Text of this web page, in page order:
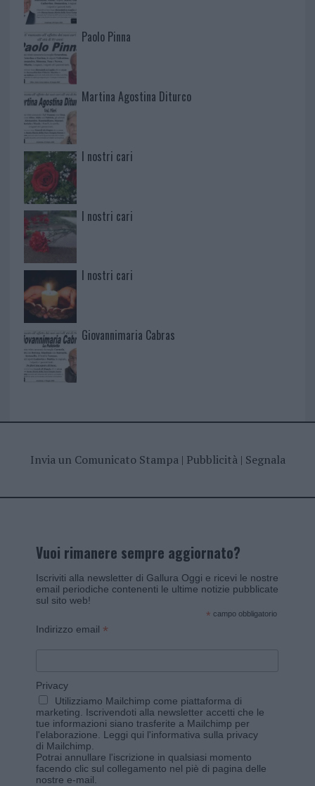
Paolo Pinna
Martina Agostina Diturco
I nostri cari
I nostri cari
I nostri cari
Giovannimaria Cabras
Invia un Comunicato Stampa| Pubblicità| Segnala
Vuoi rimanere sempre aggiornato?
Iscriviti alla newsletter di Gallura Oggi e ricevi le nostre
email periodiche contenenti le ultime notizie pubblicate
sul sito web!
* campo obbligatorio
Indirizzo email *
Privacy
Utilizziamo Mailchimp come piattaforma di
marketing. Iscrivendoti alla newsletter accetti che le
tue informazioni siano trasferite a Mailchimp per
l'elaborazione. Leggi qui l'informativa sulla privacy
di Mailchimp
Potrai annullare l'iscrizione in qualsiasi momento
facendo clic sul collegamento nel piè di pagina delle
nostre e-mail.